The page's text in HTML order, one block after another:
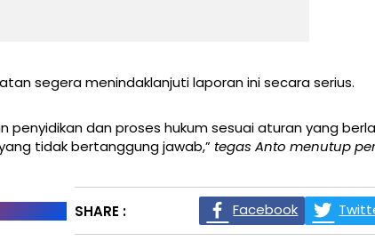
segera menindaklanjuti laporan ini secara serius.
penyidikan dan proses hukum sesuai aturan yang
tidak bertanggung jawab,” tegas Anto menutup
SHARE : Facebook